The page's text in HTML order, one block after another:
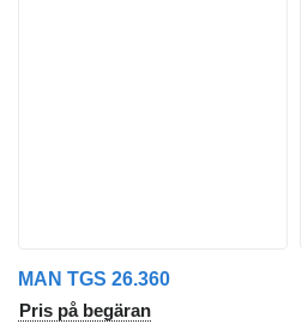
MAN TGS 26.360
Pris på begäran